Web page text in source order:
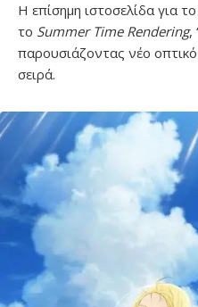
Η επίσημη ιστοσελίδα για
το Summer Time Rendering,
παρουσιάζοντας νέο
σειρά.